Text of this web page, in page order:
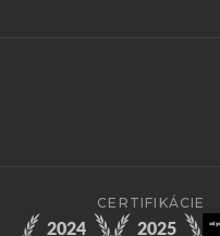
CERTIFIKÁCIE